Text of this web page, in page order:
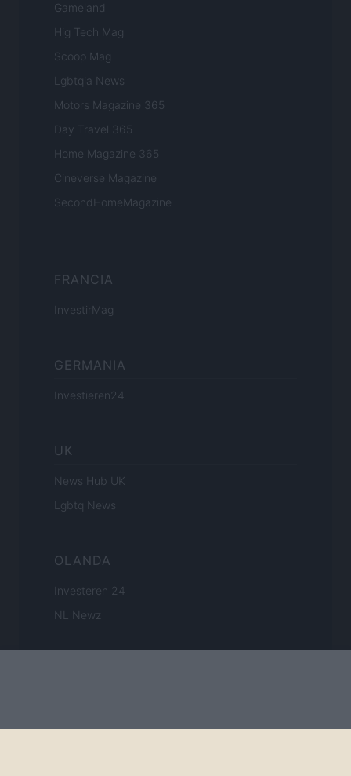
Gameland
Hig Tech Mag
Scoop Mag
Lgbtqia News
Motors Magazine 365
Day Travel 365
Home Magazine 365
Cineverse Magazine
SecondHomeMagazine
FRANCIA
InvestirMag
GERMANIA
Investieren24
UK
News Hub UK
Lgbtq News
OLANDA
Investeren 24
NL Newz